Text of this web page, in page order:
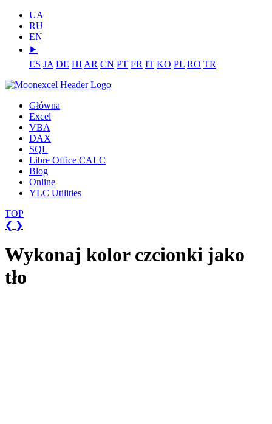
UA
RU
EN
⯈
ES JA DE HI AR CN PT FR IT KO PL RO TR
Główna
Excel
VBA
DAX
SQL
Libre Office CALC
Blog
Online
YLC Utilities
TOP
❮ ❯
Wykonaj kolor czcionki jako
tło